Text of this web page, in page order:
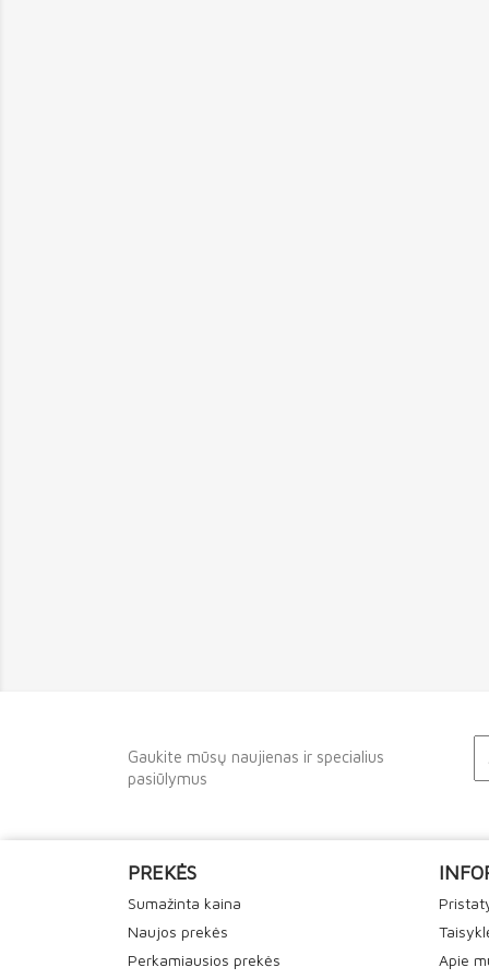
Gaukite mūsų naujienas ir specialius
pasiūlymus
PREKĖS
Sumažinta kaina
Naujos prekės
Perkamiausios prekės
Apie